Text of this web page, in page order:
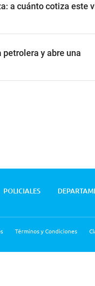
a cuánto cotiza este
y abre una
POLICIALES
Términos y Condiciones